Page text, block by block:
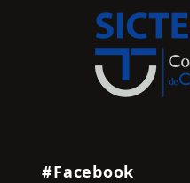
#Facebook